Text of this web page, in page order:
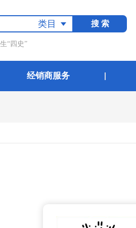
搜 索
类目
“四史”
经销商服务